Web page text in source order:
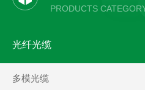
PRODUCTS
光纤光缆
多模光缆